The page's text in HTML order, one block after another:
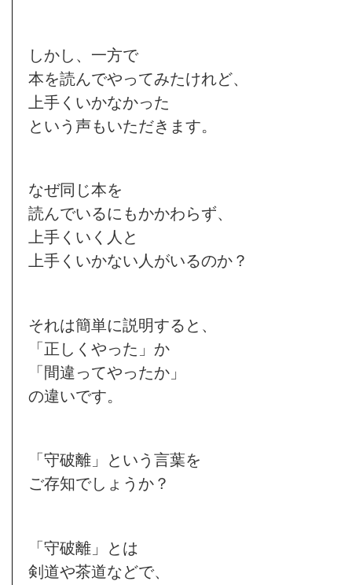
しかし、一方で
本を読んでやってみたけれど、
上手くいかなかった
という声もいただきます。
なぜ同じ本を
読んでいるにもかかわらず、
上手くいく人と
上手くいかない人がいるのか？
それは簡単に説明すると、
「正しくやった」か
「間違ってやったか」
の違いです。
「守破離」という言葉を
ご存知でしょうか？
「守破離」とは
剣道や茶道などで、